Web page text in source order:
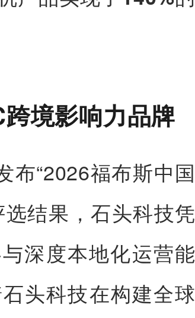
境影响力品牌
布“2026福布斯中国
结果，石头科技凭
深度本地化运营能
头科技在构建全球